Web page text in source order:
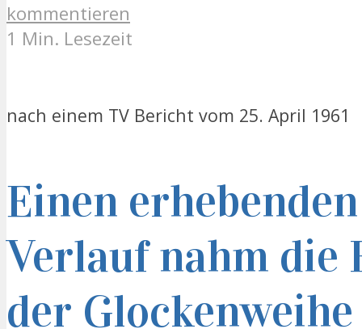
kommentieren
1 Min. Lesezeit
nach einem TV Bericht vom 25. April 1961
Einen erhebenden
Verlauf nahm die
der